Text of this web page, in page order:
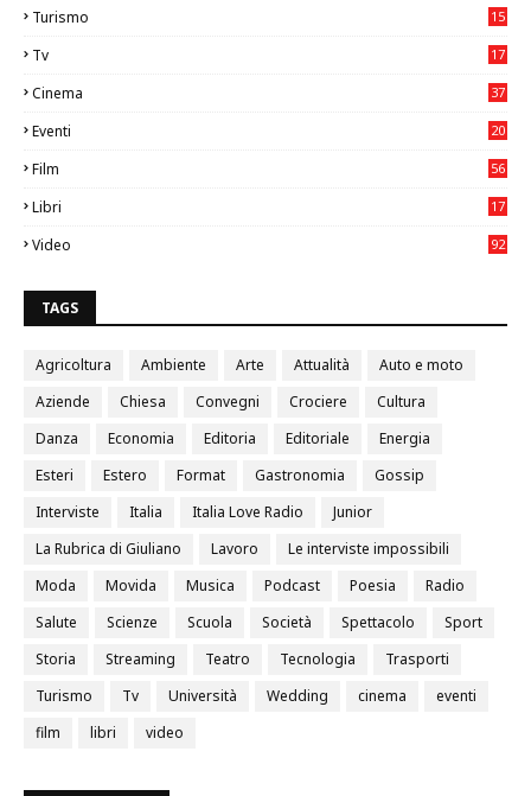
Turismo
15
Tv
17
Cinema
37
Eventi
20
Film
56
Libri
17
Video
92
TAGS
Agricoltura Ambiente Arte Attualità
Auto e moto
Aziende
Chiesa Convegni Crociere
Cultura
Danza
Economia Editoria Editoriale
Energia
Esteri
Estero Format Gastronomia
Gossip
Interviste
Italia Italia Love Radio
Junior
La Rubrica di Giuliano
Lavoro
Le interviste impossibili
Moda
Movida Musica Podcast Poesia
Radio
Salute
Scienze Scuola Società Spettacolo
Sport
Storia
Streaming Teatro Tecnologia
Trasporti
Turismo
Tv Università Wedding cinema
eventi
film
libri video